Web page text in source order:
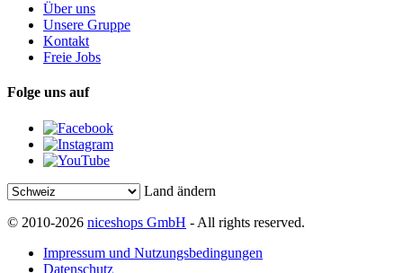
Über uns
Unsere Gruppe
Kontakt
Freie Jobs
Folge uns auf
Land ändern
© 2010-2026 niceshops GmbH - All rights reserved.
Impressum und Nutzungsbedingungen
Datenschutz